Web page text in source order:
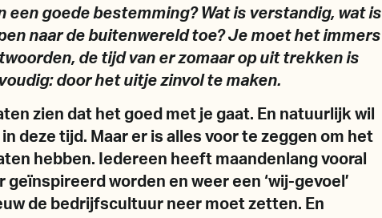
een goede bestemming? Wat is verstandig, wat is
naar de buitenwereld toe? Je moet het immers
de tijd van er zomaar op uit trekken is
door het uitje zinvol te maken.
zien dat het goed met je gaat. En natuurlijk wil
deze tijd. Maar er is alles voor te zeggen om het
hebben. Iedereen heeft maandenlang vooral
worden en weer een ‘wij-gevoel’
de bedrijfscultuur neer moet zetten. En